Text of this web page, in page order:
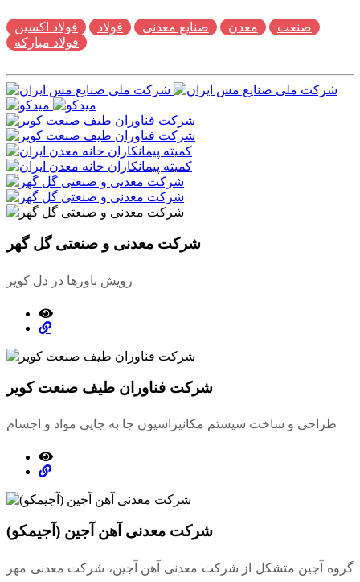
صنعت معدن صنایع معدنی فولاد
فولاد اکسین
فولاد مبارکه
شرکت معدنی و صنعتی گل گهر
رویش باورها در دل کویر
شرکت فناوران طیف صنعت کویر
طراحی و ساخت سیستم مکانیزاسیون جا به جایی مواد و اجسام
شرکت معدنی آهن آجین (آجیمکو)
گروه آجین متشکل از شرکت معدنی آهن آجین، شرکت معدنی مهر